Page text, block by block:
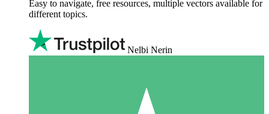
Easy to navigate, free resources, multiple vectors available for
different topics.
Nelbi Nerin